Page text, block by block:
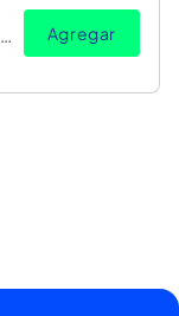
Agregar